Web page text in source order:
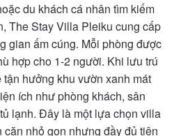
du khách cá nhân tìm kiếm
The Stay Villa Pleiku cung cấp
gian ấm cúng. Mỗi phòng được
hợp cho 1-2 người. Khi lưu trú
tận hưởng khu vườn xanh mát
ích như phòng khách, sân
lạnh. Đây là một lựa chọn villa
nhỏ gọn nhưng đầy đủ tiện